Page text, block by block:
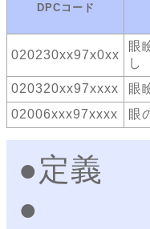
DPCコード
020230xx97x0xx
眼
し
020320xx97xxxx
眼
02006xxx97xxxx
眼
●定義